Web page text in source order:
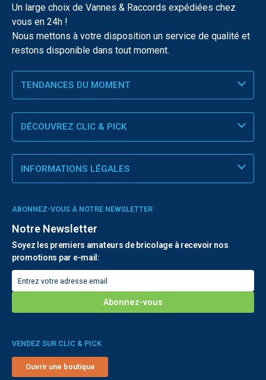
Un large choix de Vannes & Raccords expédiées chez
vous en 24h !
Nous mettons à votre disposition un service de qualité et
restons disponible dans tout moment.
TENDANCES DU MOMENT
DÉCOUVREZ CLIC & PICK
INFORMATIONS LÉGALES
ABONNEZ-VOUS À NOTRE NEWSLETTER
Notre Newsletter
Soyez les premiers amateurs de bricolage à recevoir nos
promotions par e-mail:
VENDEZ SUR CLIC & PICK
Ouvrir une boutique